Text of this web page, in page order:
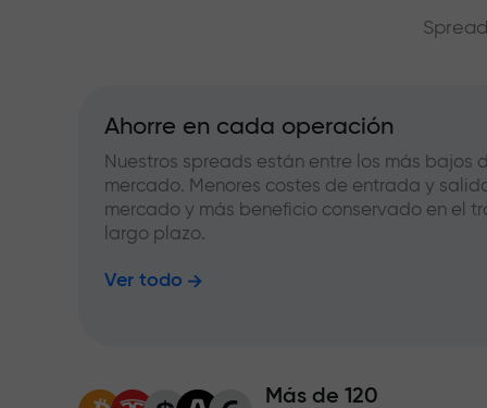
Ahorre en cada operación
Nuestros spreads están entre los más bajos
mercado. Menores costes de entrada y
mercado y más beneficio conservado en el
largo plazo.
Ver todo
Más de 120